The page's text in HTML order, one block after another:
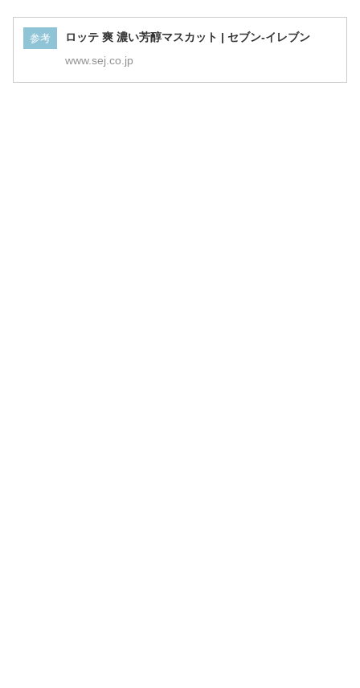
参考 ロッテ 爽 濃い芳醇マスカット | セブン-イレブン
www.sej.co.jp